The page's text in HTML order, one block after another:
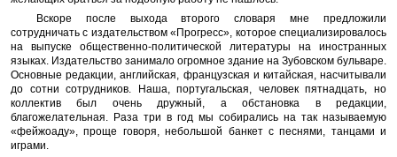
Вскоре после выхода второго словаря мне предложили
сотрудничать с издательством «Прогресс», которое специализировалось
на выпуске общественно-политической литературы на иностранных
языках. Издательство занимало огромное здание на Зубовском бульваре.
Основные редакции, английская, французская и китайская, насчитывали
до сотни сотрудников. Наша, португальская, человек пятнадцать, но
коллектив был очень дружный, а обстановка в редакции,
благожелательная. Раза три в год мы собирались на так называемую
«фейжоаду», проще говоря, небольшой банкет с песнями, танцами и
играми.